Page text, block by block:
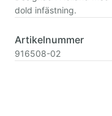
dold infästning.
Artikelnummer
916508-02